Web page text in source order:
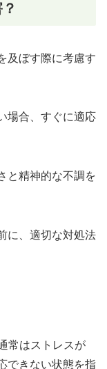
及ぼす際に考慮す
場合、すぐに適応
と精神的な不調を
に、適切な対処法
常はストレスが
できない状態を指